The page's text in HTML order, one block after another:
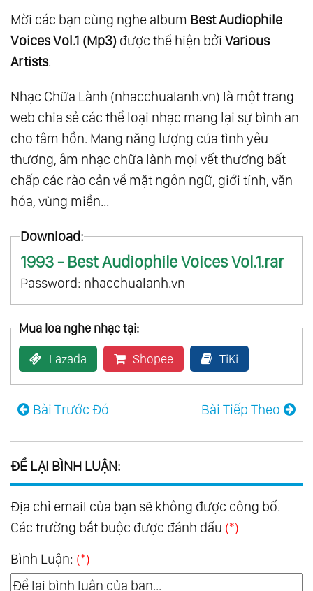
Mời các bạn cùng nghe album Best Audiophile
Voices Vol.1 (Mp3) được thể hiện bởi Various
Artists.
Nhạc Chữa Lành (nhacchualanh.vn) là một trang
web chia sẻ các thể loại nhạc mang lại sự bình an
cho tâm hồn. Mang năng lượng của tình yêu
thương, âm nhạc chữa lành mọi vết thương bất
chấp các rào cản về mặt ngôn ngữ, giới tính, văn
hóa, vùng miền...
Download:
1993 - Best Audiophile Voices Vol.1.rar
Password: nhacchualanh.vn
Mua loa nghe nhạc tại:
Lazada Shopee TiKi
Bài Trước Đó Bài Tiếp Theo
ĐỂ LẠI BÌNH LUẬN:
Địa chỉ email của bạn sẽ không được công bố.
Các trường bắt buộc được đánh dấu (*)
Bình Luận: (*)